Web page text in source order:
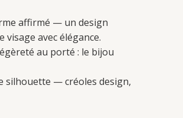
affirmé — un design
avec élégance.
au porté : le bijou
silhouette — créoles design,